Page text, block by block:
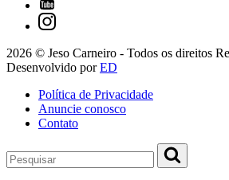
2026 © Jeso Carneiro - Todos os direitos
Desenvolvido porED
Política de Privacidade
Anuncie conosco
Contato